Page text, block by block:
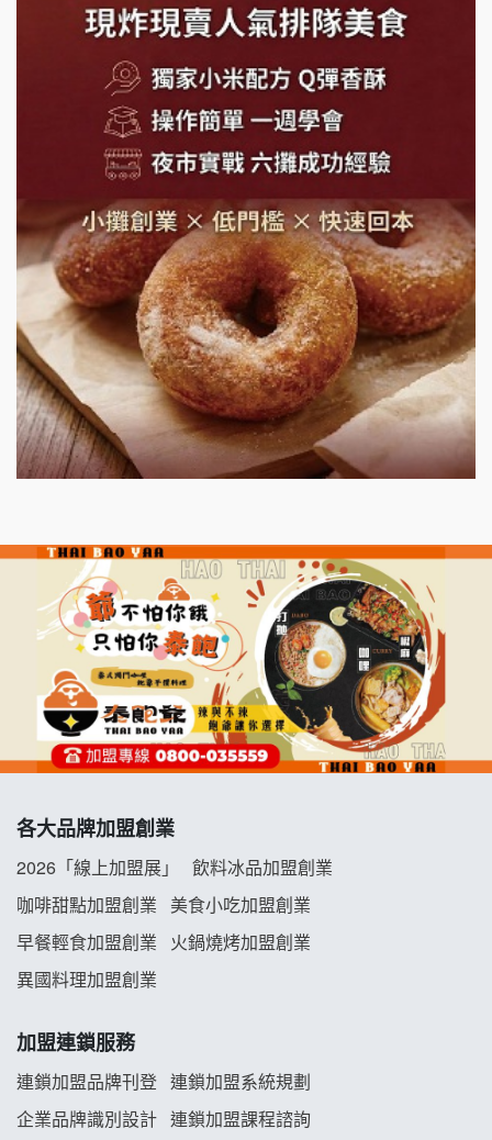
手作功夫茶加盟說明會
SHARE TEA歇腳亭加盟說明會
潮味決-湯滷專門店加盟說明會
鮮茶道加盟說明會
微風亭鐵板燒加盟說明會
漫步藍咖啡加盟說明會
明石章魚燒加盟說明會
出櫃加盟說明會
七盞茶加盟說明會
拉亞漢堡加盟說明會
杜芳子古味茶鋪加盟說明會
優握握×酸奶大獅加盟說明會
阿性情趣無人販售所加盟明會
龍涎居好湯加盟說明會
韓金量加盟說明會
義氣豐發雞加盟說明會
各大品牌加盟創業
2026「線上加盟展」
飲料冰品加盟創業
咖啡甜點加盟創業
美食小吃加盟創業
早餐輕食加盟創業
火鍋燒烤加盟創業
異國料理加盟創業
加盟連鎖服務
連鎖加盟品牌刊登 連鎖加盟系統規劃
企業品牌識別設計 連鎖加盟課程諮詢